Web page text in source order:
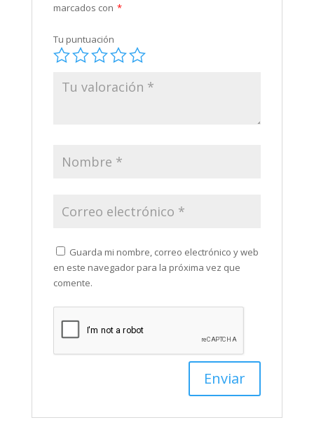
marcados con *
Tu puntuación
Guarda mi nombre, correo electrónico y web
en este navegador para la próxima vez que
comente.